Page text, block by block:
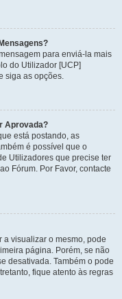
para enviá-la mais
do Utilizador [UCP]
siga as opções.
Aprovada?
está postando, as
é possível que o
Utilizadores que precise ter
Fórum. Por Favor, contacte
visualizar o mesmo, pode
página. Porém, se não
desativada. Também o pode
fique atento às regras